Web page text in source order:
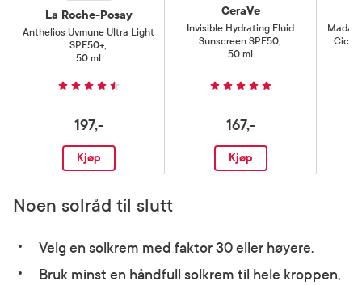
La Roche-Posay
Anthelios Uvmune Ultra Light
SPF50+,
50 ml
197,-
Kjøp
CeraVe
Invisible Hydrating Fluid
Sunscreen SPF50,
50 ml
167,-
Kjøp
Cica
Noen solråd til slutt
Velg en solkrem med faktor 30 eller høyere.
Bruk minst en håndfull solkrem til hele kroppen,